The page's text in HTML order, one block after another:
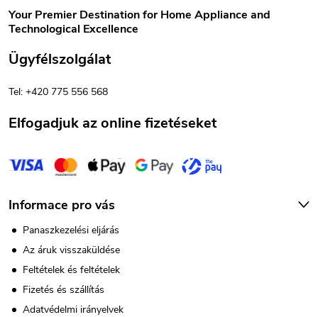
b
é
c
Your Premier Destination for Home Appliance and
Technological Excellence
Ügyfélszolgálat
Tel: +420 775 556 568
Elfogadjuk az online fizetéseket
Informace pro vás
Panaszkezelési eljárás
Az áruk visszaküldése
Feltételek és feltételek
Fizetés és szállítás
Adatvédelmi irányelvek